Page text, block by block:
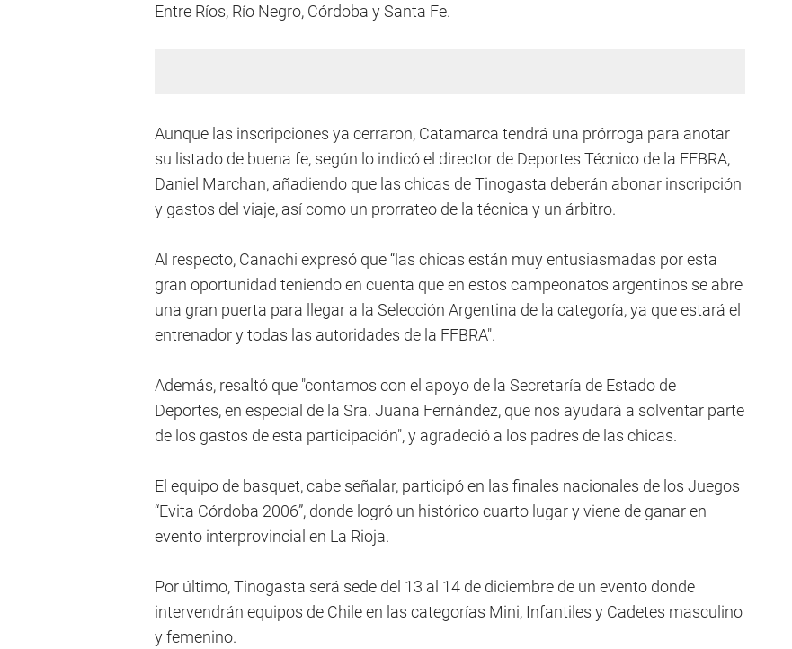
Entre Ríos, Río Negro, Córdoba y Santa Fe.
Aunque las inscripciones ya cerraron, Catamarca tendrá una prórroga para anotar
su listado de buena fe, según lo indicó el director de Deportes Técnico de la FFBRA,
Daniel Marchan, añadiendo que las chicas de Tinogasta deberán abonar inscripción
y gastos del viaje, así como un prorrateo de la técnica y un árbitro.
Al respecto, Canachi expresó que “las chicas están muy entusiasmadas por esta
gran oportunidad teniendo en cuenta que en estos campeonatos argentinos se abre
una gran puerta para llegar a la Selección Argentina de la categoría, ya que estará el
entrenador y todas las autoridades de la FFBRA".
Además, resaltó que "contamos con el apoyo de la Secretaría de Estado de
Deportes, en especial de la Sra. Juana Fernández, que nos ayudará a solventar parte
de los gastos de esta participación", y agradeció a los padres de las chicas.
El equipo de basquet, cabe señalar, participó en las finales nacionales de los Juegos
“Evita Córdoba 2006”, donde logró un histórico cuarto lugar y viene de ganar en
evento interprovincial en La Rioja.
Por último, Tinogasta será sede del 13 al 14 de diciembre de un evento donde
intervendrán equipos de Chile en las categorías Mini, Infantiles y Cadetes masculino
y femenino.